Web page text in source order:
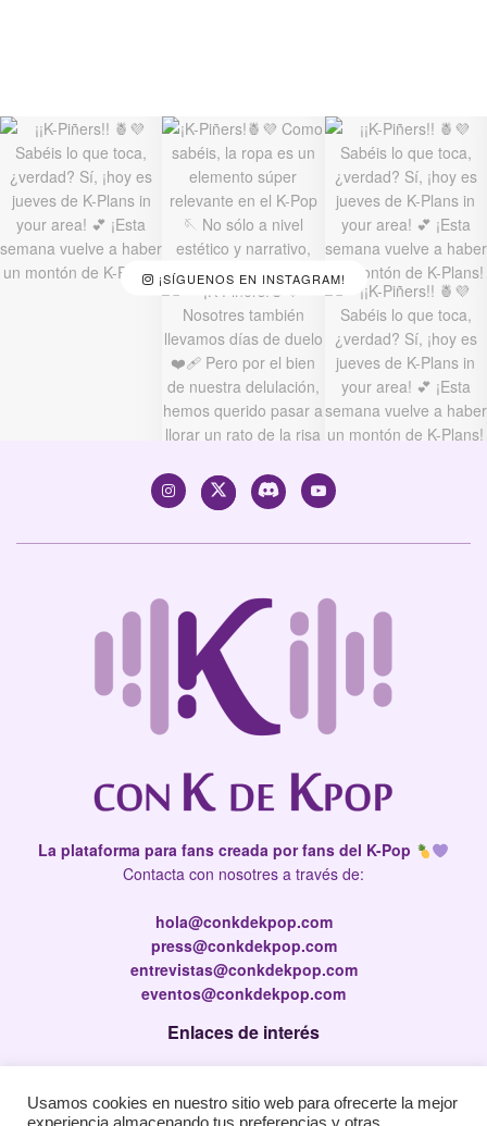
¡SÍGUENOS EN INSTAGRAM!
La plataforma para fans creada por fans del K-Pop
Contacta con nosotres a través de:
hola@conkdekpop.com
press@conkdekpop.com
entrevistas@conkdekpop.com
eventos@conkdekpop.com
Enlaces de interés
Política de privacidad
Usamos cookies en nuestro sitio web para ofrecerte la mejor